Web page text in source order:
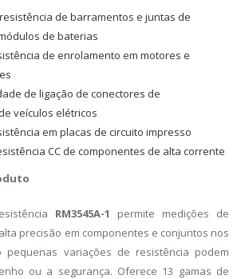
de barramentos e juntas de
de baterias
de enrolamento em motores e
de ligação de conectores de
veículos elétricos
em placas de circuito impresso
CC de componentes de alta corrente
RM3545A-1
permite medições de
precisão em componentes e conjuntos nos
pequenas variações de resistência podem
ou a segurança. Oferece 13 gamas de